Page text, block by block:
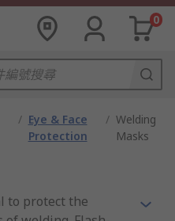
0
/ Eye & Face
Protection
/ Welding
Masks
to protect the